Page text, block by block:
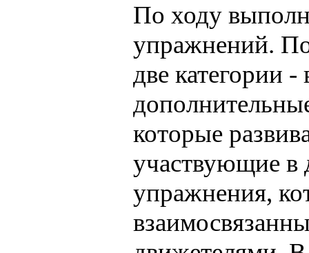
По ходу
упражнений.
две категории
которые
участвующие в
упражнения,